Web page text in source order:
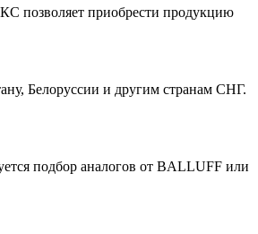
позволяет приобрести продукцию
Белоруссии и другим странам СНГ.
подбор аналогов от BALLUFF или